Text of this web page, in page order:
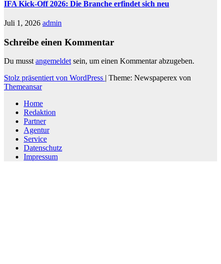
IFA Kick-Off 2026: Die Branche erfindet sich neu
Juli 1, 2026 admin
Schreibe einen Kommentar
Du musst angemeldet sein, um einen Kommentar abzugeben.
Stolz präsentiert von WordPress | Theme: Newspaperex von
Themeansar
Home
Redaktion
Partner
Agentur
Service
Datenschutz
Impressum